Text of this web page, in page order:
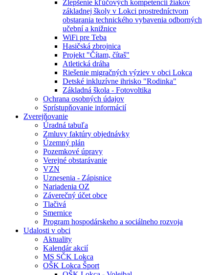
Zlepšenie kľúčových kompetencií žiakov
základnej školy v Lokci prostredníctvom
obstarania technického vybavenia odborných
učební a knižnice
WiFi pre Teba
Hasičská zbrojnica
Projekt "Čítam, čítaš"
Atletická dráha
Riešenie migračných výziev v obci Lokca
Detské inkluzívne ihrisko "Rodinka"
Základná škola - Fotovoltika
Ochrana osobných údajov
Sprístupňovanie informácií
Zverejňovanie
Úradná tabuľa
Zmluvy faktúry objednávky
Územný plán
Pozemkové úpravy
Verejné obstarávanie
VZN
Uznesenia - Zápisnice
Nariadenia OZ
Záverečný účet obce
Tlačivá
Smernice
Program hospodárskeho a sociálneho rozvoja
Udalosti v obci
Aktuality
Kalendár akcií
MS SČK Lokca
OŠK Lokca Šport